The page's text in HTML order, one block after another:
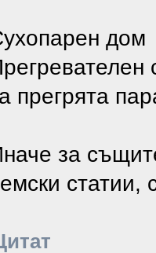
дом
прегрята
за
статии,